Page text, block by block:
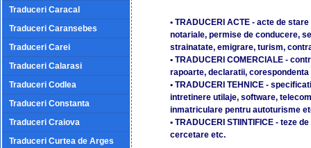
Traduceri Caracal
Traduceri Caransebes
Traduceri Carei
Traduceri Calarasi
Traduceri Codlea
Traduceri Constanta
Traduceri Craiova
Traduceri Curtea de Arges
• TRADUCERI ACTE - acte de
notariale, permise de conducere,
strainatate, emigrare, turism,
• TRADUCERI COMERCIALE -
rapoarte, declaratii,
• TRADUCERI TEHNICE -
intretinere utilaje, software,
inmatriculare pentru autoturisme
• TRADUCERI STIINTIFICE - teze
cercetare etc.